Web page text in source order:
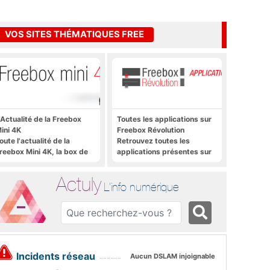
VOS SITES THÉMATIQUES FREE
de la Freebox
4K
l'actualité de la
Mini 4K, la box de
Toutes les applications sur
Freebox Révolution
Retrouvez toutes les
applications présentes sur
Actuly L'info numérique
Incidents réseau Aucun DSLAM injoignable